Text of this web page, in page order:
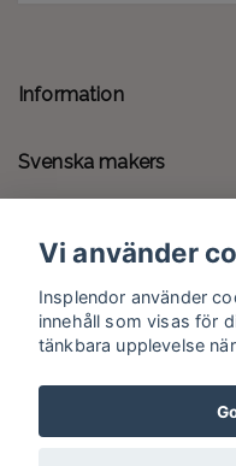
Information
Svenska makers
Sociala medier
Vi använder
Insplendor använder
innehåll som visas för
tänkbara upplevelse